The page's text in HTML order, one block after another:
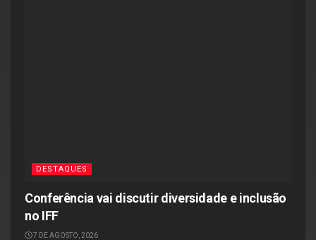
DESTAQUES
Conferência vai discutir diversidade e inclusão
no IFF
7 DE AGOSTO, 2026